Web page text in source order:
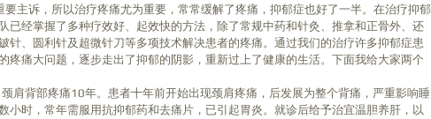
已经掌握了多种疗效好、起效快的方法，除了常规中药和针灸、推拿和正骨外、还
针、圆利针及超微针刀等多项技术解决患者的疼痛。通过我们的治疗许多抑郁症患
疼痛大问题，逐步走出了抑郁的阴影，重新过上了健康的生活。下面我给大家两个
肩背部疼痛10年。患者十年前开始出现颈肩疼痛，后发展为整个背痛，严重影响睡
小时，常年需服用抗抑郁药和去痛片，已引起胃炎。就诊后给予治宜温胆养肝，以